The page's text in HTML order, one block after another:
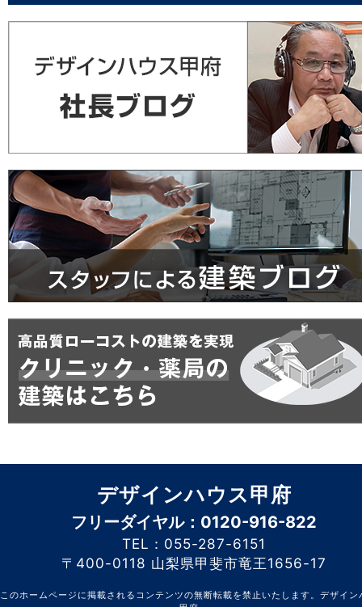
デザインハウス甲府
フリーダイヤル：0120-916-822
TEL：055-287-6151
〒400-0118 山梨県甲斐市竜王1656-17
このホームページに掲載されるコンテンツの無断転載を禁止いたします。デザイン